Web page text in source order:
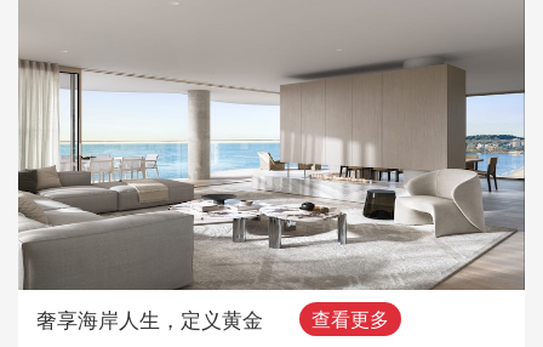
奢享海岸人生，定义黄金 查看更多